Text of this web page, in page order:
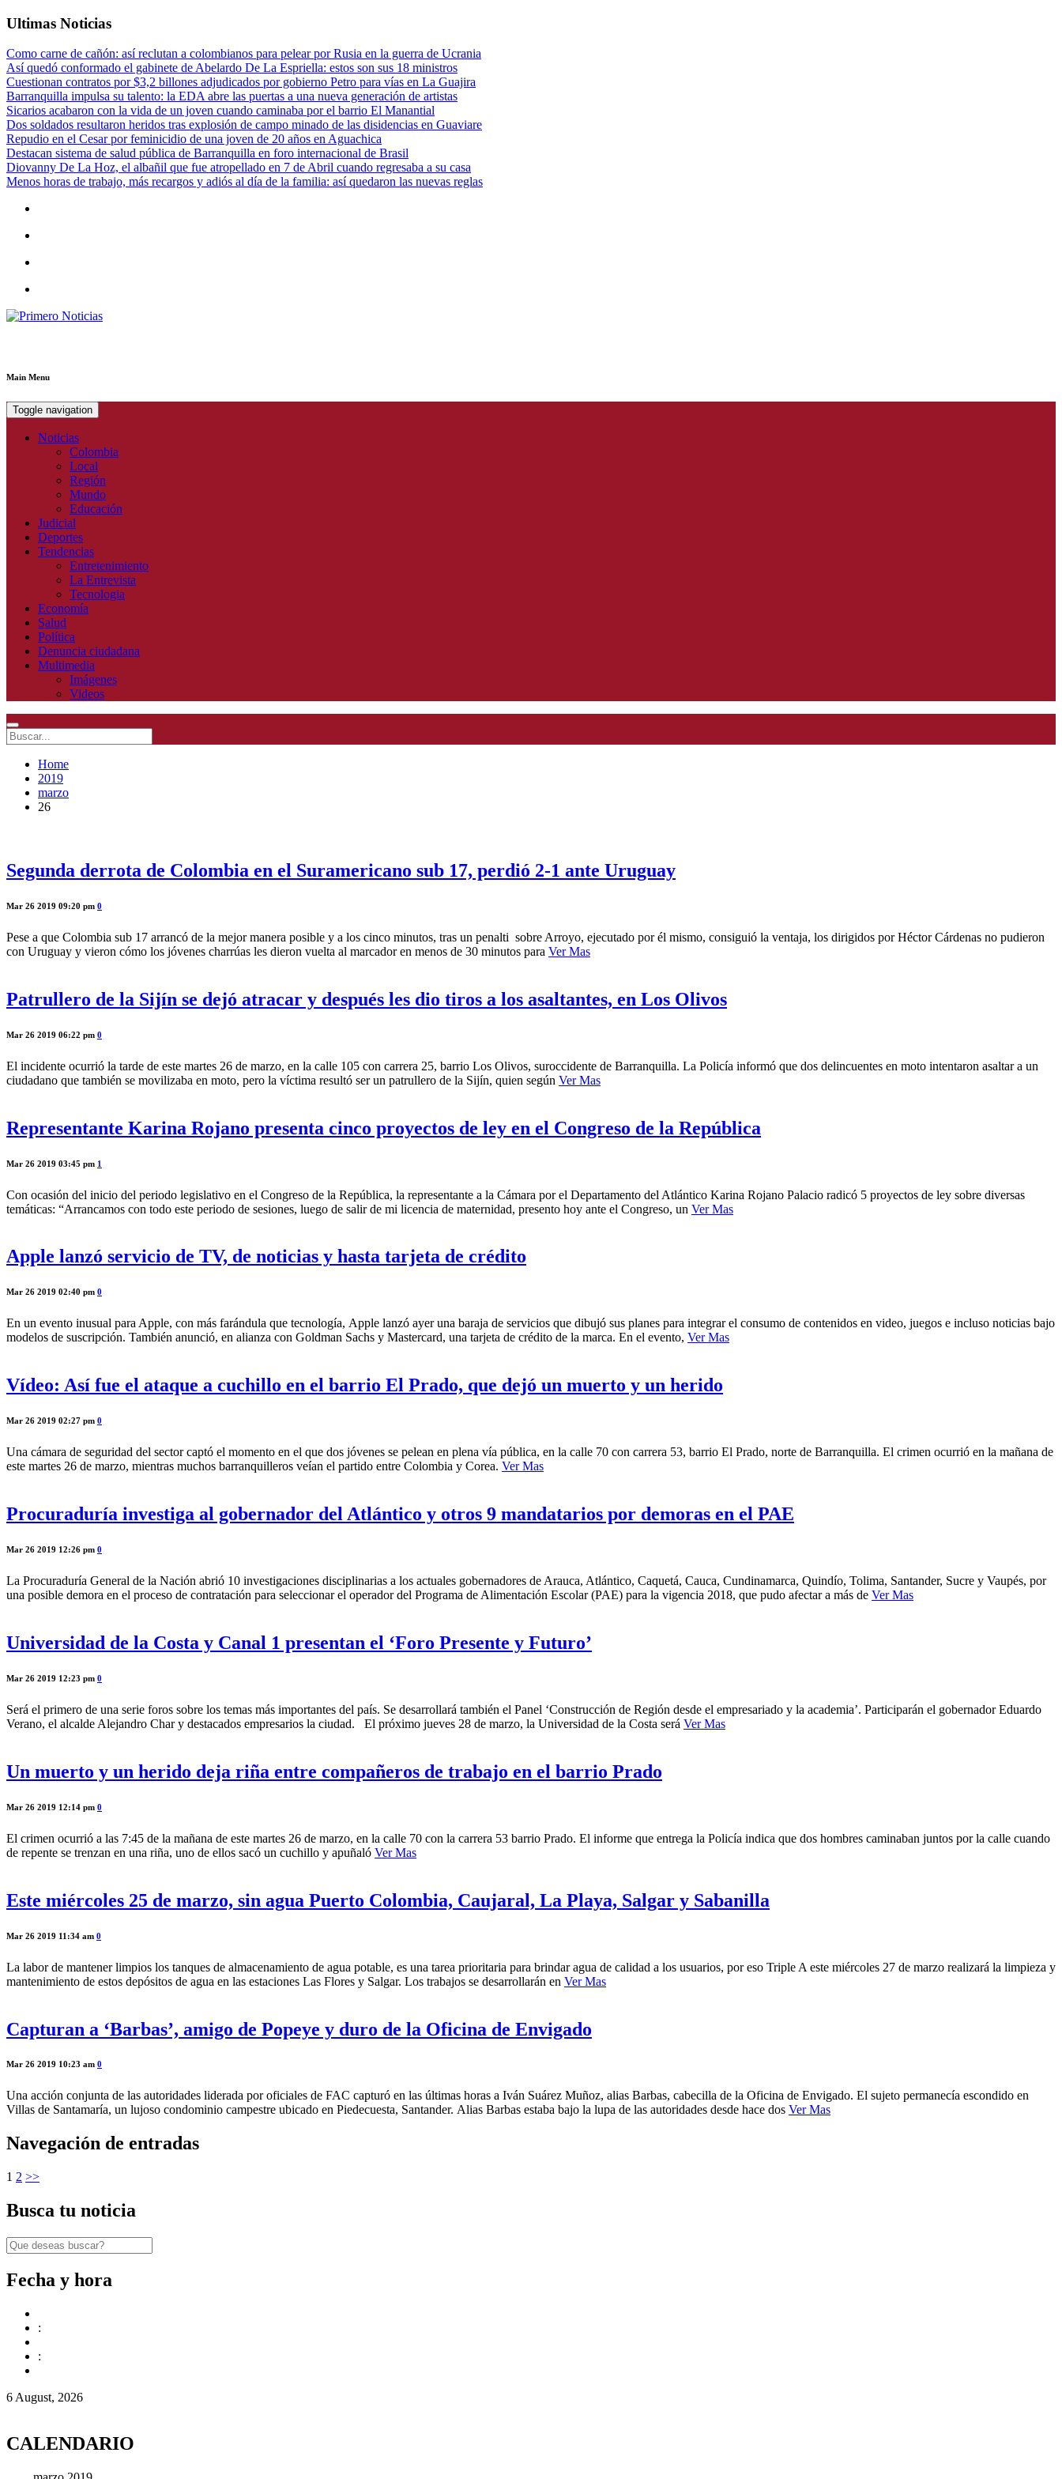
Ultimas Noticias
Como carne de cañón: así reclutan a colombianos para pelear por Rusia en la guerra de Ucrania
Así quedó conformado el gabinete de Abelardo De La Espriella: estos son sus 18 ministros
Cuestionan contratos por $3,2 billones adjudicados por gobierno Petro para vías en La Guajira
Barranquilla impulsa su talento: la EDA abre las puertas a una nueva generación de artistas
Sicarios acabaron con la vida de un joven cuando caminaba por el barrio El Manantial
Dos soldados resultaron heridos tras explosión de campo minado de las disidencias en Guaviare
Repudio en el Cesar por feminicidio de una joven de 20 años en Aguachica
Destacan sistema de salud pública de Barranquilla en foro internacional de Brasil
Diovanny De La Hoz, el albañil que fue atropellado en 7 de Abril cuando regresaba a su casa
Menos horas de trabajo, más recargos y adiós al día de la familia: así quedaron las nuevas reglas
Main Menu
Toggle navigation
Noticias
Colombia
Local
Región
Mundo
Educación
Judicial
Deportes
Tendencias
Entretenimiento
La Entrevista
Tecnologia
Economía
Salud
Política
Denuncia ciudadana
Multimedia
Imágenes
Videos
Home
2019
marzo
26
Segunda derrota de Colombia en el Suramericano sub 17, perdió 2-1 ante Uruguay
Mar 26 2019 09:20 pm 0
Pese a que Colombia sub 17 arrancó de la mejor manera posible y a los cinco minutos, tras un penalti sobre Arroyo, ejecutado por él mismo, consiguió la ventaja, los dirigidos por Héctor Cárdenas no pudieron
con Uruguay y vieron cómo los jóvenes charrúas les dieron vuelta al marcador en menos de 30 minutos para Ver Mas
Patrullero de la Sijín se dejó atracar y después les dio tiros a los asaltantes, en Los Olivos
Mar 26 2019 06:22 pm 0
El incidente ocurrió la tarde de este martes 26 de marzo, en la calle 105 con carrera 25, barrio Los Olivos, suroccidente de Barranquilla. La Policía informó que dos delincuentes en moto intentaron asaltar a un
ciudadano que también se movilizaba en moto, pero la víctima resultó ser un patrullero de la Sijín, quien según Ver Mas
Representante Karina Rojano presenta cinco proyectos de ley en el Congreso de la República
Mar 26 2019 03:45 pm 1
Con ocasión del inicio del periodo legislativo en el Congreso de la República, la representante a la Cámara por el Departamento del Atlántico Karina Rojano Palacio radicó 5 proyectos de ley sobre diversas
temáticas: “Arrancamos con todo este periodo de sesiones, luego de salir de mi licencia de maternidad, presento hoy ante el Congreso, un Ver Mas
Apple lanzó servicio de TV, de noticias y hasta tarjeta de crédito
Mar 26 2019 02:40 pm 0
En un evento inusual para Apple, con más farándula que tecnología, Apple lanzó ayer una baraja de servicios que dibujó sus planes para integrar el consumo de contenidos en video, juegos e incluso noticias bajo
modelos de suscripción. También anunció, en alianza con Goldman Sachs y Mastercard, una tarjeta de crédito de la marca. En el evento, Ver Mas
Vídeo: Así fue el ataque a cuchillo en el barrio El Prado, que dejó un muerto y un herido
Mar 26 2019 02:27 pm 0
Una cámara de seguridad del sector captó el momento en el que dos jóvenes se pelean en plena vía pública, en la calle 70 con carrera 53, barrio El Prado, norte de Barranquilla. El crimen ocurrió en la mañana de
este martes 26 de marzo, mientras muchos barranquilleros veían el partido entre Colombia y Corea. Ver Mas
Procuraduría investiga al gobernador del Atlántico y otros 9 mandatarios por demoras en el PAE
Mar 26 2019 12:26 pm 0
La Procuraduría General de la Nación abrió 10 investigaciones disciplinarias a los actuales gobernadores de Arauca, Atlántico, Caquetá, Cauca, Cundinamarca, Quindío, Tolima, Santander, Sucre y Vaupés, por
una posible demora en el proceso de contratación para seleccionar el operador del Programa de Alimentación Escolar (PAE) para la vigencia 2018, que pudo afectar a más de Ver Mas
Universidad de la Costa y Canal 1 presentan el ‘Foro Presente y Futuro’
Mar 26 2019 12:23 pm 0
Será el primero de una serie foros sobre los temas más importantes del país. Se desarrollará también el Panel ‘Construcción de Región desde el empresariado y la academia’. Participarán el gobernador Eduardo
Verano, el alcalde Alejandro Char y destacados empresarios la ciudad. El próximo jueves 28 de marzo, la Universidad de la Costa será Ver Mas
Un muerto y un herido deja riña entre compañeros de trabajo en el barrio Prado
Mar 26 2019 12:14 pm 0
El crimen ocurrió a las 7:45 de la mañana de este martes 26 de marzo, en la calle 70 con la carrera 53 barrio Prado. El informe que entrega la Policía indica que dos hombres caminaban juntos por la calle cuando
de repente se trenzan en una riña, uno de ellos sacó un cuchillo y apuñaló Ver Mas
Este miércoles 25 de marzo, sin agua Puerto Colombia, Caujaral, La Playa, Salgar y Sabanilla
Mar 26 2019 11:34 am 0
La labor de mantener limpios los tanques de almacenamiento de agua potable, es una tarea prioritaria para brindar agua de calidad a los usuarios, por eso Triple A este miércoles 27 de marzo realizará la limpieza y
mantenimiento de estos depósitos de agua en las estaciones Las Flores y Salgar. Los trabajos se desarrollarán en Ver Mas
Capturan a ‘Barbas’, amigo de Popeye y duro de la Oficina de Envigado
Mar 26 2019 10:23 am 0
Una acción conjunta de las autoridades liderada por oficiales de FAC capturó en las últimas horas a Iván Suárez Muñoz, alias Barbas, cabecilla de la Oficina de Envigado. El sujeto permanecía escondido en
Villas de Santamaría, un lujoso condominio campestre ubicado en Piedecuesta, Santander. Alias Barbas estaba bajo la lupa de las autoridades desde hace dos Ver Mas
Navegación de entradas
1 2 >>
Busca tu noticia
Fecha y hora
:
:
6 August, 2026
CALENDARIO